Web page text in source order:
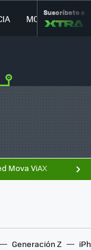
MOVILIDAD
Suscríbete a
Mova ViAX
Generación Z